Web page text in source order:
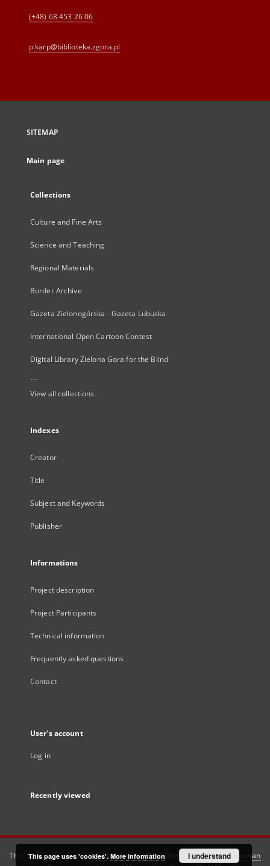
(+48) 68 453 26 06
p.karp@biblioteka.zgora.pl
SITEMAP
Main page
Collections
Culture and Fine Arts
Science and Teaching
Regional Materials
Border Archive
Gazeta Zielonogórska - Gazeta Lubuska
International Open Cartoon Contest
Digital Library Zielona Gora for the Blind
...
View all collections
Indexes
Creator
Title
Subject and Keywords
Publisher
Informations
Project description
Project Participants
Technical information
Frequently asked questions
Contact
User's account
Log in
Recently viewed
This service runs onDInGO dLibra 6.3.21software created by
Poznan
This page uses 'cookies'. More information I understand